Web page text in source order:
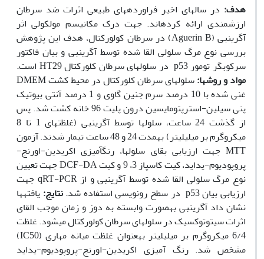
هدف: در سال­های اخیر فراورده­های طبیعی اثرات ضد سرطان
ارزشمندی ارائه کرده‫اند. جهت درک مکانیسم مولکولی اثر
آگرین‫بی (Aguerin B) در سرطان کولورکتال، هدف این پژوهش
بررسی نوع مرگ سلولی القا شده توسط آگرین‫بی و بیان فاکتور
سرکوب‫گر تومور p53 در سلول‫های سرطان کلورکتال HT29 است.
مواد و روش‏ها:
سلول‫های سرطان کلورکتال در محیط کشت DMEM
غنی شده با 10 درصد سرم جنین گاوی و 1 درصد آنتی بیوتیک
پنی سیلین-استرپتومایسین درون پلیت 96 خانه کشت شد. پس
از گذشت 24 ساعت، سلول‫ها توسط آگرین‫بی (غلظت‫های 1 تا 8
میکروگرم بر میلی‫لیتر) به‫مدت 24 و 48 ساعت تیمار شدند. آزمون
MTT جهت ارزیابی بقای سلول‫ها، رنگ‫آمیزی اکریدین-اورنج-
پروپودیوم-یداید، کیت کاسپاز 3، 9 و کیت DCF-DA جهت تعیین
نوع مرگ سلولی القا شده توسط آگرین‫بی و از qRT-PCR جهت
ارزیابی بیان p53 در سطح رونویسی استفاده شد.
نتایج: یافته­ها
نشان داد آگرین‫بی به‫صورت وابسته به دوز و زمان موجب القای
اثرات سیتوتوکسیک در سلول‫های سرطان کولورکتال می‫شود. غلظت
6/4 میکروگرم بر میلی­لیتر به‫عنوان غلظت میانه مهاری (IC50)
مشخص شد. رنگ آمیزی اکریدین-اورنج-پروپودیوم-یداید